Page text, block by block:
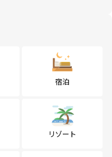
宿泊
リゾート